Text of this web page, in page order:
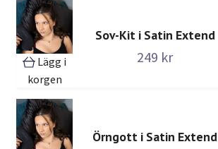
Lägg i
korgen
Sov-Kit i Satin Extend
249 kr
Örngott i Satin Extend